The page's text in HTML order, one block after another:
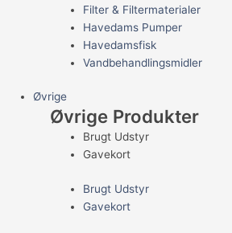
Filter & Filtermaterialer
Havedams Pumper
Havedamsfisk
Vandbehandlingsmidler
Øvrige
Øvrige Produkter
Brugt Udstyr
Gavekort
Brugt Udstyr
Gavekort